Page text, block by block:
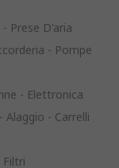
Prese D'aria
- Pompe
- Elettronica
- Carrelli
Filtri